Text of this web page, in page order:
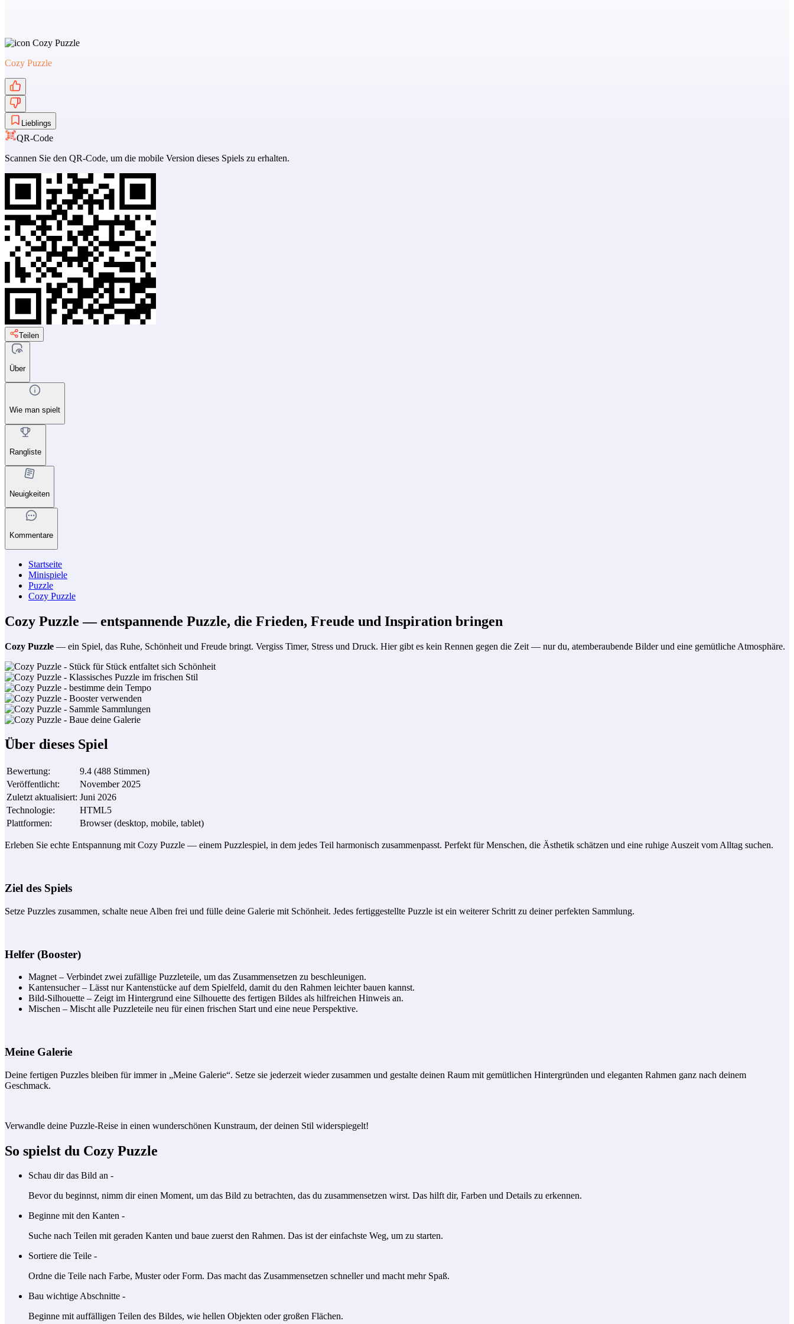
Cozy Puzzle
Lieblings
QR-Code
Scannen Sie den QR-Code, um die mobile Version dieses Spiels zu erhalten.
Teilen
Über
Wie man spielt
Rangliste
Neuigkeiten
Kommentare
Startseite
Minispiele
Puzzle
Cozy Puzzle
Cozy Puzzle — entspannende Puzzle, die Frieden, Freude und Inspiration bringen
Cozy Puzzle — ein Spiel, das Ruhe, Schönheit und Freude bringt. Vergiss Timer, Stress und Druck. Hier gibt es kein Rennen gegen die Zeit — nur du, atemberaubende Bilder und eine gemütliche Atmosphäre.
Über dieses Spiel
Bewertung: 9.4 (488 Stimmen)
Veröffentlicht:
November 2025
Zuletzt aktualisiert: Juni 2026
Technologie:
HTML5
Plattformen: Browser (desktop, mobile, tablet)
Erleben Sie echte Entspannung mit Cozy Puzzle — einem Puzzlespiel, in dem jedes Teil harmonisch zusammenpasst. Perfekt für Menschen, die Ästhetik schätzen und eine ruhige Auszeit vom Alltag suchen.
Ziel des Spiels
Setze Puzzles zusammen, schalte neue Alben frei und fülle deine Galerie mit Schönheit. Jedes fertiggestellte Puzzle ist ein weiterer Schritt zu deiner perfekten Sammlung.
Helfer (Booster)
Magnet – Verbindet zwei zufällige Puzzleteile, um das Zusammensetzen zu beschleunigen.
Kantensucher – Lässt nur Kantenstücke auf dem Spielfeld, damit du den Rahmen leichter bauen kannst.
Bild-Silhouette – Zeigt im Hintergrund eine Silhouette des fertigen Bildes als hilfreichen Hinweis an.
Mischen – Mischt alle Puzzleteile neu für einen frischen Start und eine neue Perspektive.
Meine Galerie
Deine fertigen Puzzles bleiben für immer in „Meine Galerie“. Setze sie jederzeit wieder zusammen und gestalte deinen Raum mit gemütlichen Hintergründen und eleganten Rahmen ganz nach deinem
Geschmack.
Verwandle deine Puzzle-Reise in einen wunderschönen Kunstraum, der deinen Stil widerspiegelt!
So spielst du Cozy Puzzle
Schau dir das Bild an -
Bevor du beginnst, nimm dir einen Moment, um das Bild zu betrachten, das du zusammensetzen wirst. Das hilft dir, Farben und Details zu erkennen.
Beginne mit den Kanten -
Suche nach Teilen mit geraden Kanten und baue zuerst den Rahmen. Das ist der einfachste Weg, um zu starten.
Sortiere die Teile -
Ordne die Teile nach Farbe, Muster oder Form. Das macht das Zusammensetzen schneller und macht mehr Spaß.
Bau wichtige Abschnitte -
Beginne mit auffälligen Teilen des Bildes, wie hellen Objekten oder großen Flächen.